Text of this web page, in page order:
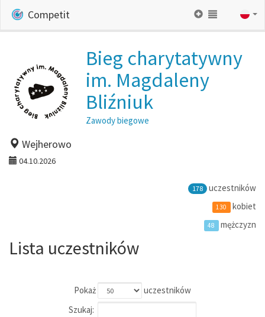
Competit
Bieg charytatywny
im. Magdaleny
Bliźniuk
Zawody biegowe
Wejherowo
04.10.2026
178 uczestników
130 kobiet
48 mężczyzn
Lista uczestników
Pokaż
uczestników
Szukaj: